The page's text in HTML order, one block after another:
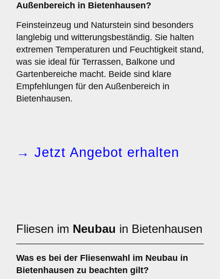
Außenbereich in Bietenhausen?
Feinsteinzeug und Naturstein sind besonders
langlebig und witterungsbeständig. Sie halten
extremen Temperaturen und Feuchtigkeit stand,
was sie ideal für Terrassen, Balkone und
Gartenbereiche macht. Beide sind klare
Empfehlungen für den Außenbereich in
Bietenhausen.
→ Jetzt Angebot erhalten
Fliesen im Neubau in Bietenhausen
Was es bei der Fliesenwahl im Neubau in
Bietenhausen zu beachten gilt?